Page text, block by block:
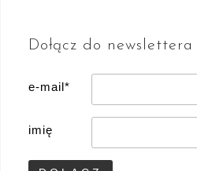
Dołącz do newslettera
e-mail*
imię